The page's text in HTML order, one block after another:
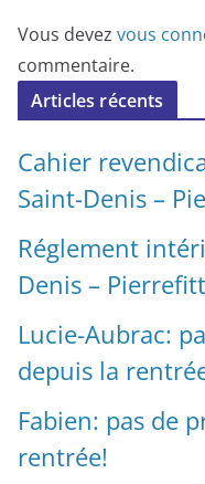
Vous devez vous
commentaire.
Articles récents
Cahier
Saint-Denis –
Réglement
Denis –
Lucie-Aubrac:
depuis la
Fabien: pas de
rentrée!